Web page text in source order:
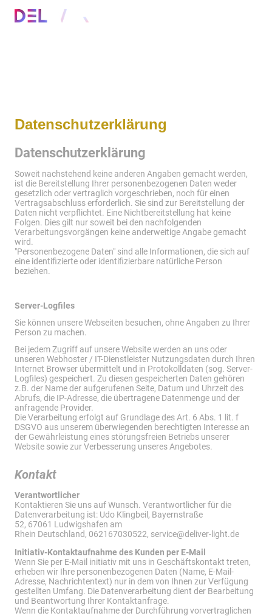
Datenschutzerklärung
Datenschutzerklärung
Soweit nachstehend keine anderen Angaben gemacht werden,
ist die Bereitstellung Ihrer personenbezogenen Daten weder
gesetzlich oder vertraglich vorgeschrieben, noch für einen
Vertragsabschluss erforderlich. Sie sind zur Bereitstellung der
Daten nicht verpflichtet. Eine Nichtbereitstellung hat keine
Folgen. Dies gilt nur soweit bei den nachfolgenden
Verarbeitungsvorgängen keine anderweitige Angabe gemacht
wird.
"Personenbezogene Daten" sind alle Informationen, die sich auf
eine identifizierte oder identifizierbare natürliche Person
beziehen.
Server-Logfiles
Sie können unsere Webseiten besuchen, ohne Angaben zu Ihrer
Person zu machen.
Bei jedem Zugriff auf unsere Website werden an uns oder
unseren Webhoster / IT-Dienstleister Nutzungsdaten durch Ihren
Internet Browser übermittelt und in Protokolldaten (sog. Server-
Logfiles) gespeichert. Zu diesen gespeicherten Daten gehören
z.B. der Name der aufgerufenen Seite, Datum und Uhrzeit des
Abrufs, die IP-Adresse, die übertragene Datenmenge und der
anfragende Provider.
Die Verarbeitung erfolgt auf Grundlage des Art. 6 Abs. 1 lit. f
DSGVO aus unserem überwiegenden berechtigten Interesse an
der Gewährleistung eines störungsfreien Betriebs unserer
Website sowie zur Verbesserung unseres Angebotes.
Kontakt
Verantwortlicher
Kontaktieren Sie uns auf Wunsch. Verantwortlicher für die
Datenverarbeitung ist: Udo Klingbeil, Bayernstraße
52, 67061 Ludwigshafen am
Rhein Deutschland, 062167030522, service@deliver-light.de
Initiativ-Kontaktaufnahme des Kunden per E-Mail
Wenn Sie per E-Mail initiativ mit uns in Geschäftskontakt treten,
erheben wir Ihre personenbezogenen Daten (Name, E-Mail-
Adresse, Nachrichtentext) nur in dem von Ihnen zur Verfügung
gestellten Umfang. Die Datenverarbeitung dient der Bearbeitung
und Beantwortung Ihrer Kontaktanfrage.
Wenn die Kontaktaufnahme der Durchführung vorvertraglichen